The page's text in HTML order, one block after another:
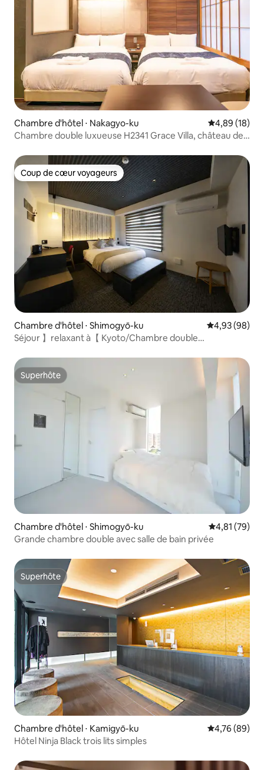
Chambre d'hôtel ⋅ Nakagyo-ku Évaluation
4,89 (18)
Chambre double luxueuse H2341 Grace Villa, château de
Coup de cœur voyageurs
Coup de cœur voyageurs
Chambre d'hôtel ⋅ Shimogyō-ku Évaluation
4,93 (98)
Séjour 】relaxant à【 Kyoto/Chambre double
Superhôte
Superhôte
Chambre d'hôtel ⋅ Shimogyō-ku Évaluation
4,81 (79)
Grande chambre double avec salle de bain privée
Superhôte
Superhôte
Chambre d'hôtel ⋅ Kamigyō-ku Évaluation
4,76 (89)
Hôtel Ninja Black trois lits simples